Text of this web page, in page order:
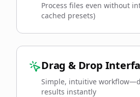
Process files even without
cached presets)
Drag & Drop
Simple, intuitive
results instantly